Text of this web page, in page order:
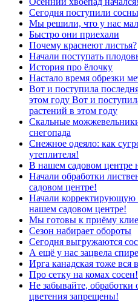
Сегодня поступили
Мы решили, что у нас
Быстро они приехали
Почему краснеют листья?
Начали поступать
История про ёлочку
Настало время обрезки
Вот и поступила
этом году Вот и
растений в этом году
Скальные
снегопада
Снежное одеяло: как
утеплителя!
В нашем садовом центре
Начали обработки
садовом центре!
Начали корректирующую
нашем садовом центре!
Мы готовы к приёму
Сезон набирает обороты
Сегодня выгружаются
А ещё у нас зацвела
Ирга канадская тоже вся
Про сетку на комах
Не забывайте, обработки
цветения запрещены!